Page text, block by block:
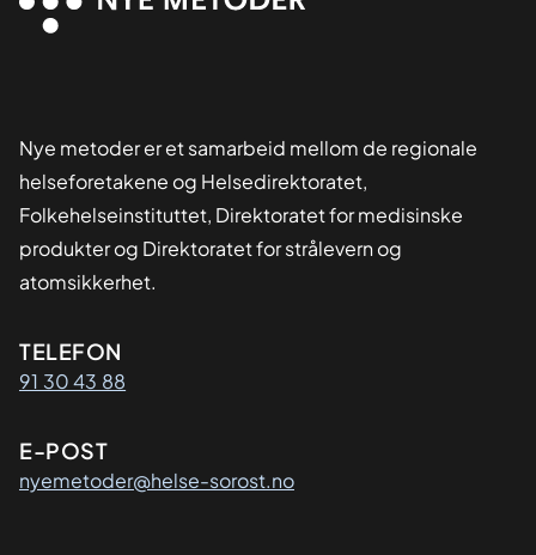
Nye metoder er et samarbeid mellom de regionale
helseforetakene og Helsedirektoratet,
Folkehelseinstituttet, Direktoratet for medisinske
produkter og Direktoratet for strålevern og
atomsikkerhet.
Kontaktinformasjon
TELEFON
91 30 43 88
E-POST
nyemetoder@helse-sorost.no